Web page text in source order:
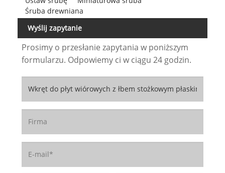
Śruba drewniana
Wyślij zapytanie
Prosimy o przesłanie zapytania w poniższym
formularzu. Odpowiemy ci w ciągu 24 godzin.